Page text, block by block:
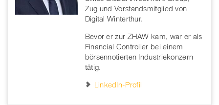
Zug und Vorstandsmitglied von
Digital Winterthur.
Bevor er zur ZHAW kam, war er als
Financial Controller bei einem
börsennotierten Industriekonzern
tätig.
LinkedIn-Profil